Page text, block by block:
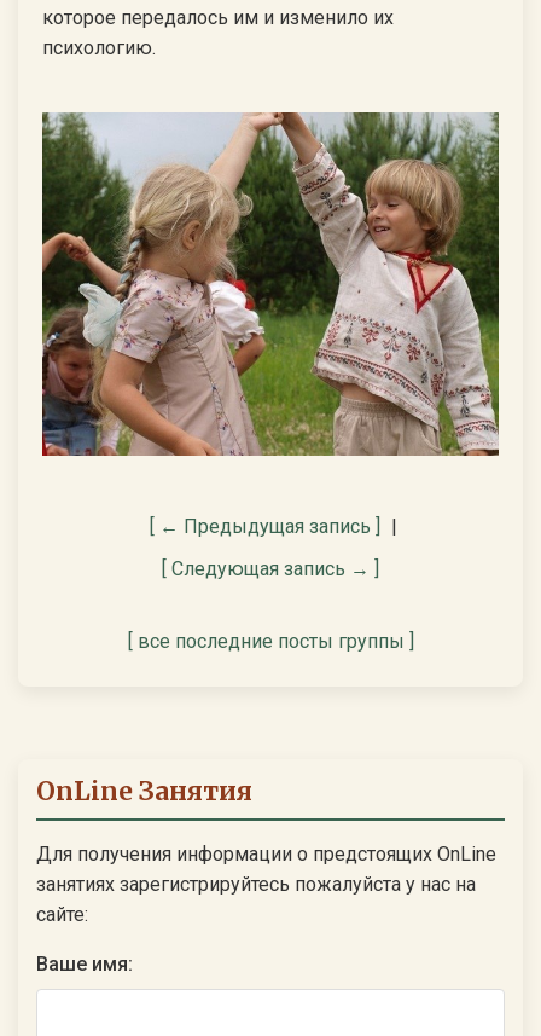
которое передалось им и изменило их
психологию.
[ ← Предыдущая запись ]
|
[ Следующая запись → ]
[ все последние посты группы ]
OnLine Занятия
Для получения информации о предстоящих OnLine
занятиях зарегистрируйтесь пожалуйста у нас на
сайте:
Ваше имя: